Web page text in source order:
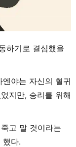
하기로 결심했을
야는 자신의 혈귀
지만, 승리를 위해
고 말 것이라는
했다.